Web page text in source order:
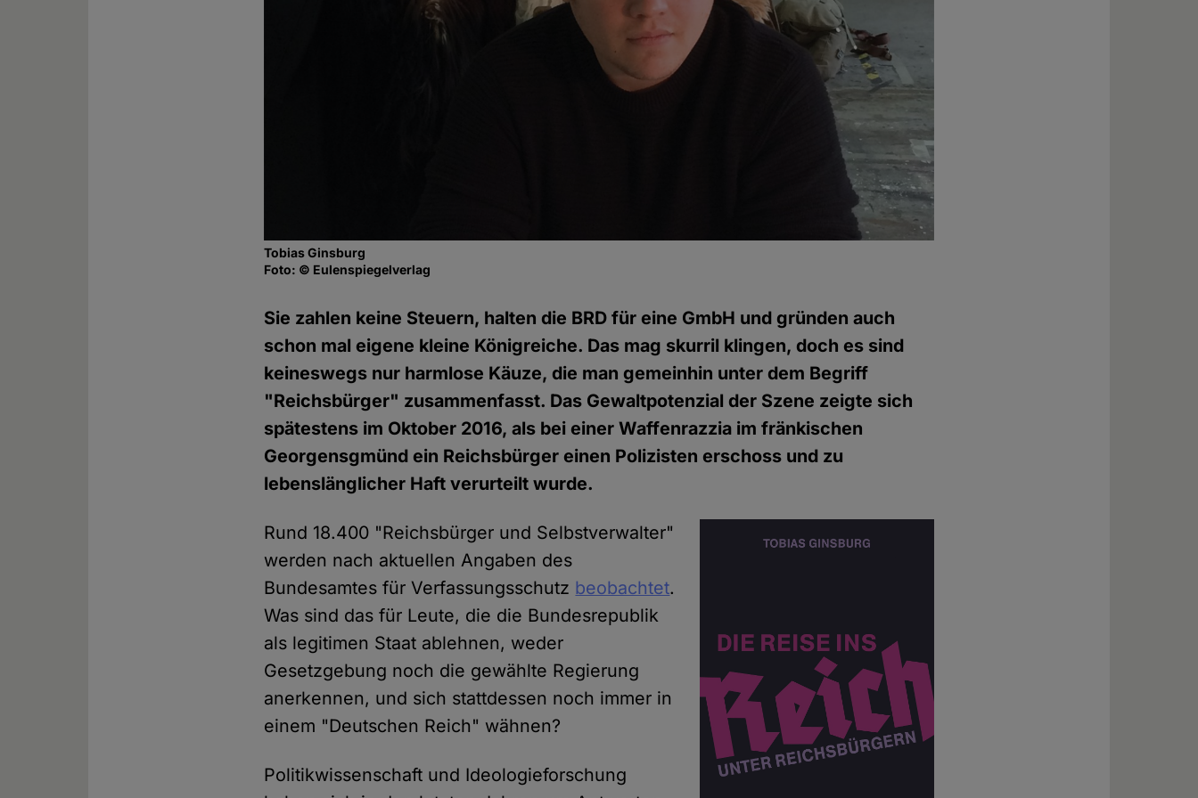
Tobias Ginsburg
Foto: © Eulenspiegelverlag
Sie zahlen keine Steuern, halten die BRD für eine GmbH und gründen auch
schon mal eigene kleine Königreiche. Das mag skurril klingen, doch es sind
keineswegs nur harmlose Käuze, die man gemeinhin unter dem Begriff
"Reichsbürger" zusammenfasst. Das Gewaltpotenzial der Szene zeigte sich
spätestens im Oktober 2016, als bei einer Waffenrazzia im fränkischen
Georgensgmünd ein Reichsbürger einen Polizisten erschoss und zu
lebenslänglicher Haft verurteilt wurde.
Rund 18.400 "Reichsbürger und Selbstverwalter"
werden nach aktuellen Angaben des
Bundesamtes für Verfassungsschutz beobachtet.
Was sind das für Leute, die die Bundesrepublik
als legitimen Staat ablehnen, weder
Gesetzgebung noch die gewählte Regierung
anerkennen, und sich stattdessen noch immer in
einem "Deutschen Reich" wähnen?
Politikwissenschaft und Ideologieforschung